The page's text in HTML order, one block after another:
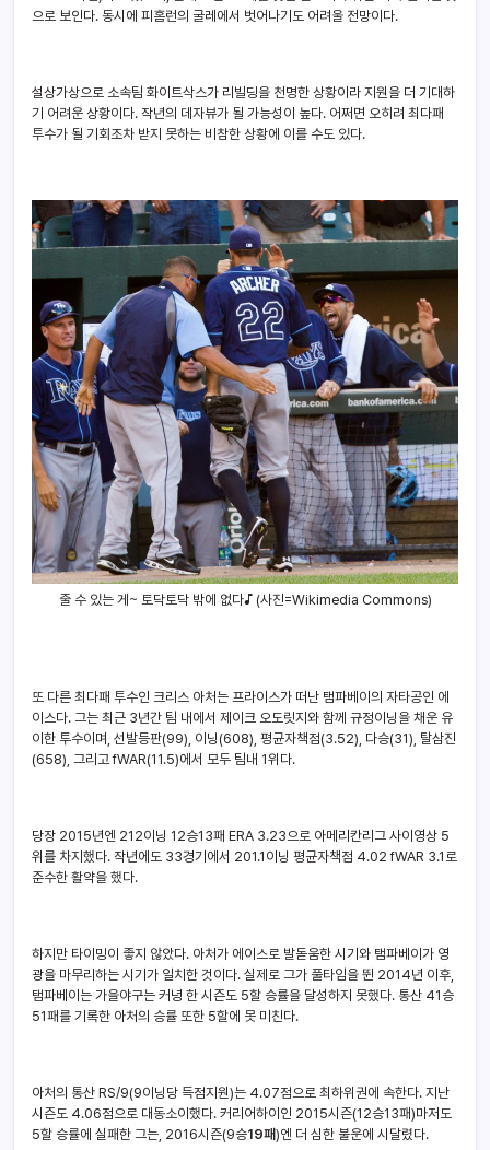
으로 보인다. 동시에 피홈런의 굴레에서 벗어나기도 어려울 전망이다.
설상가상으로 소속팀 화이트삭스가 리빌딩을 천명한 상황이라 지원을 더 기대하
기 어려운 상황이다. 작년의 데자뷰가 될 가능성이 높다. 어쩌면 오히려 최다패
투수가 될 기회조차 받지 못하는 비참한 상황에 이를 수도 있다.
줄 수 있는 게~ 토닥토닥 밖에 없다♪ (사진=Wikimedia Commons)
또 다른 최다패 투수인 크리스 아처는 프라이스가 떠난 탬파베이의 자타공인 에
이스다. 그는 최근 3년간 팀 내에서 제이크 오도릿지와 함께 규정이닝을 채운 유
이한 투수이며, 선발등판(99), 이닝(608), 평균자책점(3.52), 다승(31), 탈삼진
(658), 그리고 fWAR(11.5)에서 모두 팀내 1위다.
당장 2015년엔 212이닝 12승13패 ERA 3.23으로 아메리칸리그 사이영상 5
위를 차지했다. 작년에도 33경기에서 201.1이닝 평균자책점 4.02 fWAR 3.1로
준수한 활약을 했다.
하지만 타이밍이 좋지 않았다. 아처가 에이스로 발돋움한 시기와 탬파베이가 영
광을 마무리하는 시기가 일치한 것이다. 실제로 그가 풀타임을 뛴 2014년 이후,
탬파베이는 가을야구는 커녕 한 시즌도 5할 승률을 달성하지 못했다. 통산 41승
51패를 기록한 아처의 승률 또한 5할에 못 미친다.
아처의 통산 RS/9(9이닝당 득점지원)는 4.07점으로 최하위권에 속한다. 지난
시즌도 4.06점으로 대동소이했다. 커리어하이인 2015시즌(12승13패)마저도
5할 승률에 실패한 그는, 2016시즌(9승19패)엔 더 심한 불운에 시달렸다.